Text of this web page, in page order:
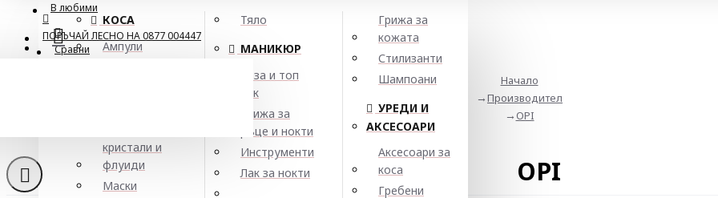
В любими
Сравни
КОСА
Ампули
кристали и
флуиди
Маски
Тяло
МАНИКЮР
База и топ
лак
Грижа за
ръце и нокти
Инструменти
Лак за нокти
Грижа за
кожата
Стилизанти
Шампоани
УРЕДИ И
АКСЕСОАРИ
Аксесоари за
коса
Гребени
ПОРЪЧАЙ ЛЕСНО НА 0877 004447
Начало
Производител
OPI
OPI